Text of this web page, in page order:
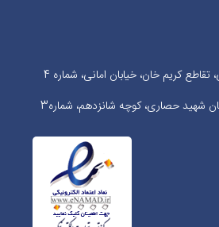
تقاطع کریم خان، خیابان امانی، شماره 4
شهید حصاری، کوچه شانزدهم، شماره3